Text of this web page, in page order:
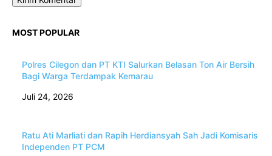
MOST POPULAR
Polres Cilegon dan PT KTI Salurkan Belasan Ton Air Bersih
Bagi Warga Terdampak Kemarau
Juli 24, 2026
Ratu Ati Marliati dan Rapih Herdiansyah Sah Jadi Komisaris
Independen PT PCM